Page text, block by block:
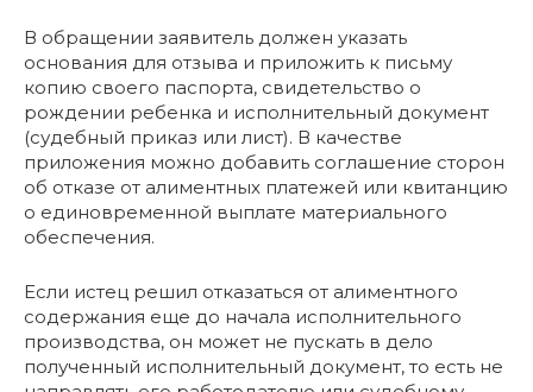
В обращении заявитель должен указать
основания для отзыва и приложить к письму
копию своего паспорта, свидетельство о
рождении ребенка и исполнительный документ
(судебный приказ или лист). В качестве
приложения можно добавить соглашение сторон
об отказе от алиментных платежей или квитанцию
о единовременной выплате материального
обеспечения.
Если истец решил отказаться от алиментного
содержания еще до начала исполнительного
производства, он может не пускать в дело
полученный исполнительный документ, то есть не